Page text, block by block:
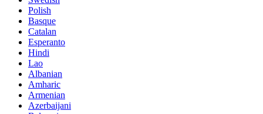
Polish
Basque
Catalan
Esperanto
Hindi
Lao
Albanian
Amharic
Armenian
Azerbaijani